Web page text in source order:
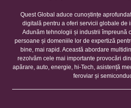
Quest Global aduce cunoștințe
digitală pentru a oferi servicii globale de
Adunăm tehnologii și industrii împreună
persoane și domeniile lor de expertiză
bine, mai rapid. Această abordare
rezolvăm cele mai importante provocări
apărare, auto, energie, hi-Tech, asistență
feroviar și